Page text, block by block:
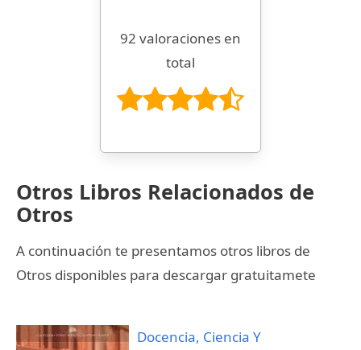
92 valoraciones en
total
Otros Libros Relacionados de
Otros
A continuación te presentamos otros libros de
Otros disponibles para descargar gratuitamete
Docencia, Ciencia Y